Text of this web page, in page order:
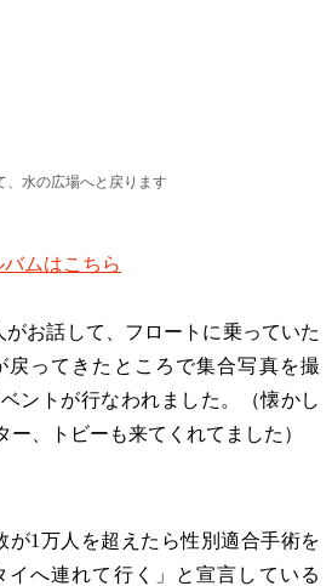
、水の広場へと戻ります
ムはこちら
お話して、フロートに乗っていた
戻ってきたところで集合写真を撮
ントが行なわれました。（懐かし
ー、トビーも来てくれてました）
が1万人を超えたら性別適合手術を
イへ連れて行く」と宣言している